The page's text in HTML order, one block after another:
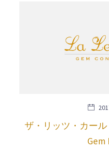
ザ・リッツ・カー
Gem